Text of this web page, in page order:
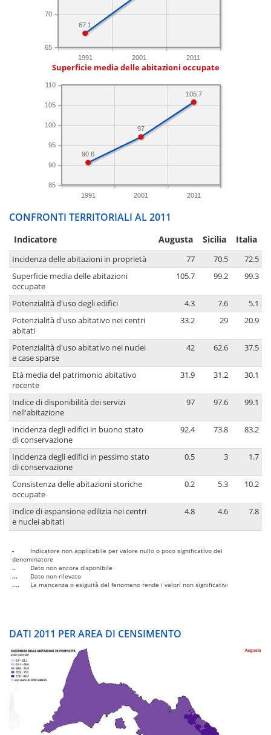
1991 2001 2011
65
70
67.1
Superficie media delle abitazioni occupate
1991 2001 2011
85
90
95
100
105
110
105.7
97
90.6
CONFRONTI TERRITORIALI AL 2011
Indicatore Augusta Sicilia Italia
Incidenza delle abitazioni in proprietà 77 70.5
72.5
Superficie media delle abitazioni
occupate
105.7 99.2 99.3
Potenzialità d'uso degli edifici 4.3 7.6
5.1
Potenzialità d'uso abitativo nei centri
abitati
33.2 29 20.9
Potenzialità d'uso abitativo nei nuclei
e case sparse
42 62.6 37.5
Età media del patrimonio abitativo
recente
31.9 31.2 30.1
Indice di disponibilità dei servizi
nell'abitazione
97 97.6 99.1
Incidenza degli edifici in buono stato
di conservazione
92.4 73.8 83.2
Incidenza degli edifici in pessimo stato
di conservazione
0.5 3 1.7
Consistenza delle abitazioni storiche
occupate
0.2 5.3 10.2
Indice di espansione edilizia nei centri
e nuclei abitati
4.8 4.6 7.8
-
Indicatore non applicabile per valore nullo o poco significativo del
denominatore
..
Dato non ancora disponibile
...
Dato non rilevato
....
La mancanza o esiguità del fenomeno rende i valori non significativi
DATI 2011 PER AREA DI CENSIMENTO